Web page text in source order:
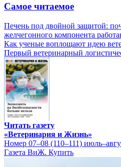
Самое читаемое
Печень под двойной защитой:
желчегонного компонента
Как ученые воплощают идею
Первый ветеринарный
Читать газету
«Ветеринария и Жизнь»
Номер 07–08 (110–111)
Газета ВиЖ. Купить